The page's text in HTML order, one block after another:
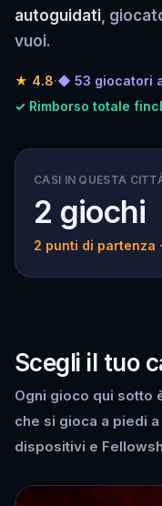
autoguidati,
vuoi.
★ 4.8·◆ 53 giocatori
✓ Rimborso totale
CASI IN QUESTA
2 giochi
2 punti di partenza
Scegli il tuo
Ogni gioco qui sotto
che si gioca a piedi
dispositivi e